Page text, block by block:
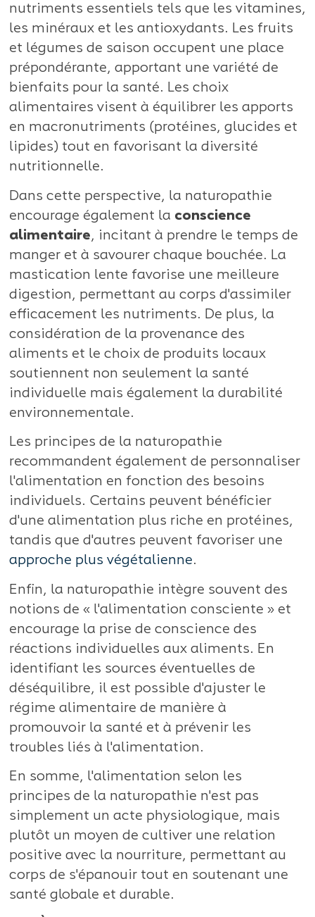
nutriments essentiels tels que les vitamines,
les minéraux et les antioxydants. Les fruits
et légumes de saison occupent une place
prépondérante, apportant une variété de
bienfaits pour la santé. Les choix
alimentaires visent à équilibrer les apports
en macronutriments (protéines, glucides et
lipides) tout en favorisant la diversité
nutritionnelle.
Dans cette perspective, la naturopathie
encourage également la conscience
alimentaire, incitant à prendre le temps de
manger et à savourer chaque bouchée. La
mastication lente favorise une meilleure
digestion, permettant au corps d'assimiler
efficacement les nutriments. De plus, la
considération de la provenance des
aliments et le choix de produits locaux
soutiennent non seulement la santé
individuelle mais également la durabilité
environnementale.
Les principes de la naturopathie
recommandent également de personnaliser
l'alimentation en fonction des besoins
individuels. Certains peuvent bénéficier
d'une alimentation plus riche en protéines,
tandis que d'autres peuvent favoriser une
approche plus végétalienne.
Enfin, la naturopathie intègre souvent des
notions de « l'alimentation consciente » et
encourage la prise de conscience des
réactions individuelles aux aliments. En
identifiant les sources éventuelles de
déséquilibre, il est possible d'ajuster le
régime alimentaire de manière à
promouvoir la santé et à prévenir les
troubles liés à l'alimentation.
En somme, l'alimentation selon les
principes de la naturopathie n'est pas
simplement un acte physiologique, mais
plutôt un moyen de cultiver une relation
positive avec la nourriture, permettant au
corps de s'épanouir tout en soutenant une
santé globale et durable.